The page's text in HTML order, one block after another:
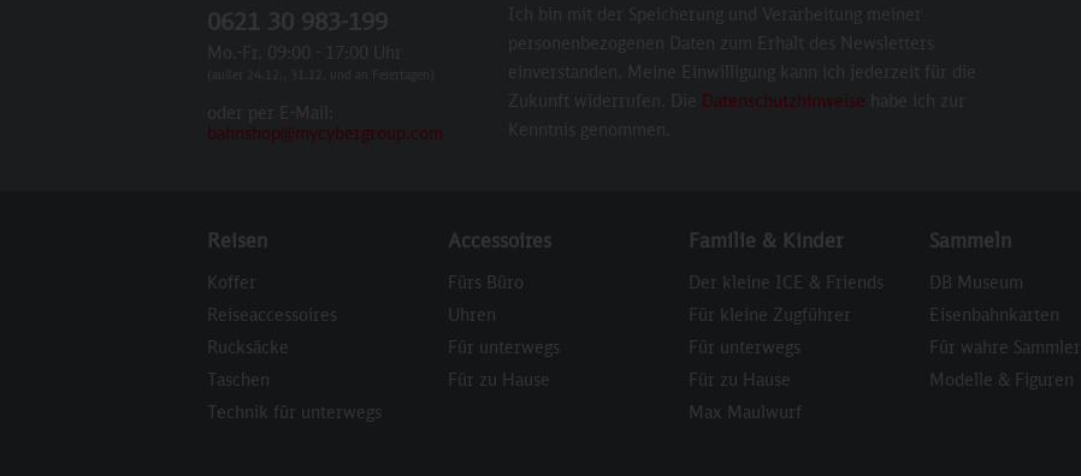
0621 30 983-199
Mo.-Fr. 09:00 - 17:00 Uhr
(außer 24.12., 31.12. und an Feiertagen)
oder per E-Mail:
bahnshop@mycybergroup.com
Ich bin mit der Speicherung und Verarbeitung meiner
personenbezogenen Daten zum Erhalt des Newsletters
einverstanden. Meine Einwilligung kann ich jederzeit für die
Zukunft widerrufen. Die Datenschutzhinweise habe ich zur
Kenntnis genommen.
Reisen
Koffer
Reiseaccessoires
Rucksäcke
Taschen
Technik für unterwegs
Accessoires
Fürs Büro
Uhren
Für unterwegs
Für zu Hause
Familie & Kinder
Der kleine ICE & Friends
Für kleine Zugführer
Für unterwegs
Für zu Hause
Max Maulwurf
Sammeln
DB Museum
Eisenbahnkarten
Für wahre Sammler
Modelle & Figuren